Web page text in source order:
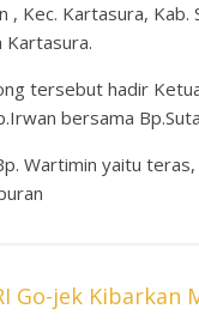
, Kec. Kartasura,
Kartasura.
tersebut hadir
bersama
Wartimin yaitu
Go-jek